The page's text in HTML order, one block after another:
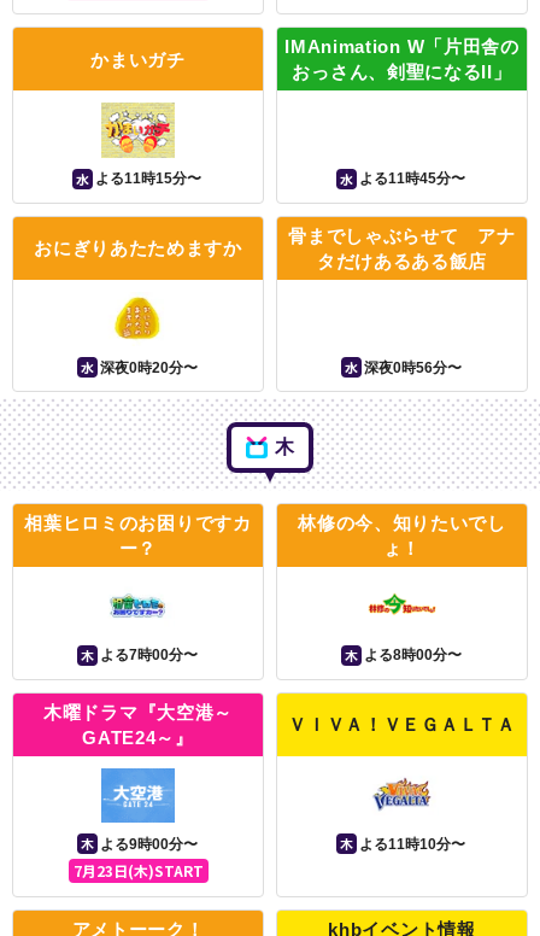
かまいガチ
水 よる11時15分〜
IMAnimation W「片田舎の
おっさん、剣聖になるII」
水 よる11時45分〜
おにぎりあたためますか
水 深夜0時20分〜
骨までしゃぶらせて アナ
タだけあるある飯店
水 深夜0時56分〜
木
相葉ヒロミのお困りですカ
ー？
木 よる7時00分〜
林修の今、知りたいでし
ょ！
木 よる8時00分〜
木曜ドラマ『大空港～
GATE24～』
木 よる9時00分〜
7月23日(木)START
ＶＩＶＡ！ＶＥＧＡＬＴＡ
木 よる11時10分〜
アメトーーク！ khbイベント情報